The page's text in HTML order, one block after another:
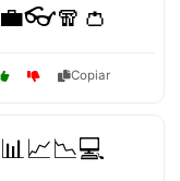
💼👓🧣👛
Copiar
📊📈📉💻